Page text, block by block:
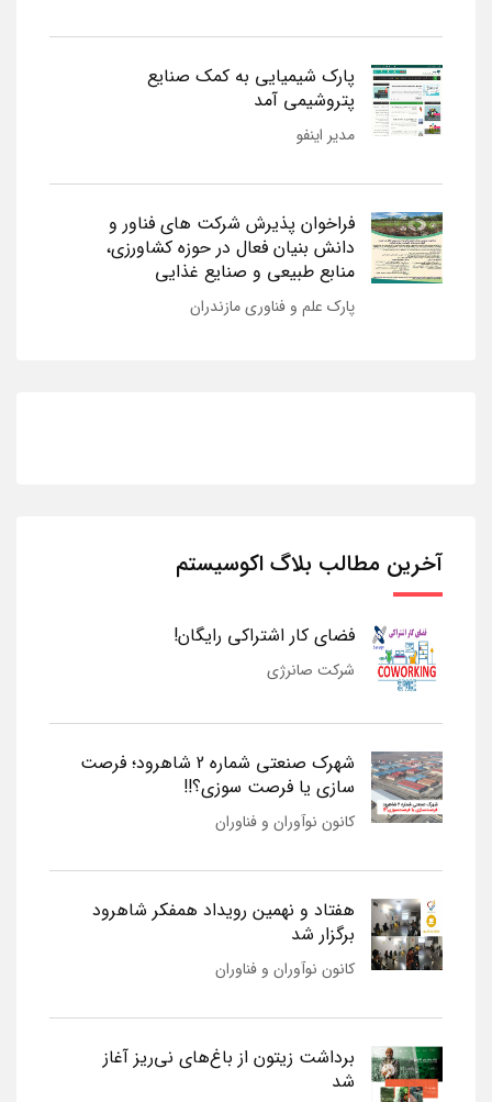
پارک شیمیایی به کمک صنایع
پتروشیمی آمد
مدیر اینفو
فراخوان پذیرش شرکت های فناور و
دانش بنیان فعال در حوزه کشاورزی،
منابع طبیعی و صنایع غذایی
پارک علم و فناوری مازندران
آخرین مطالب بلاگ اکوسیستم
فضای کار اشتراکی رایگان!
شرکت صانرژی
شهرک صنعتی شماره 2 شاهرود؛ فرصت
سازی یا فرصت سوزی؟!!
کانون نوآوران و فناوران
هفتاد و نهمین رویداد همفکر شاهرود
برگزار شد
کانون نوآوران و فناوران
برداشت زیتون از باغ‌های نی‌ریز آغاز
شد